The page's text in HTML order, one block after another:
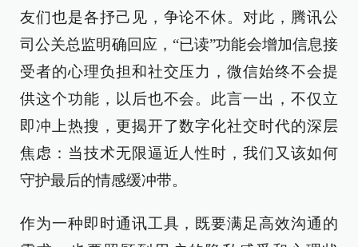
友们也是各抒己见，争论不休。对此，腾讯公
司公关总监明确回应，“已读”功能会增加信息接
受者的心理负担和社交压力，微信始终不会提
供这个功能，以后也不会。此言一出，不仅立
即冲上热搜，更揭开了数字化社交时代的深层
焦虑：当技术无限逼近人性时，我们又该如何
守护最后的情感缓冲带。
作为一种即时通讯工具，既要满足高效沟通的